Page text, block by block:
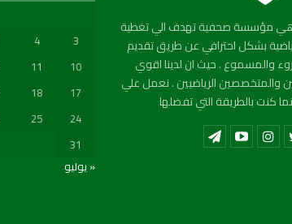
هي مؤسسة صحفية تهدف الي تغطية
بشكل احترافي عن طريق تقديم
والمسموع . حيث ان لدينا اقوي
والمتخصصين الرياضيين . نعمل علي
كنت بالطريقة التي تفضلها
3
4
10
11
17
18
24
25
31
« يوليو